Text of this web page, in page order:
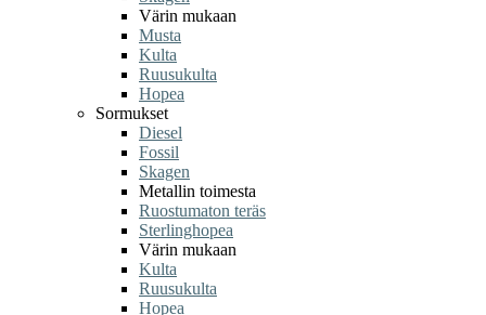
Värin mukaan
Musta
Kulta
Ruusukulta
Hopea
Sormukset
Diesel
Fossil
Skagen
Metallin toimesta
Ruostumaton teräs
Sterlinghopea
Värin mukaan
Kulta
Ruusukulta
Hopea